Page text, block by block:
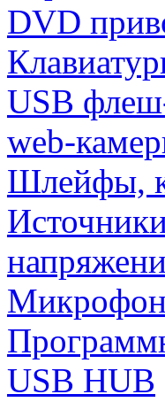
DVD
USB
web-
Шлейфы,
USB HUB